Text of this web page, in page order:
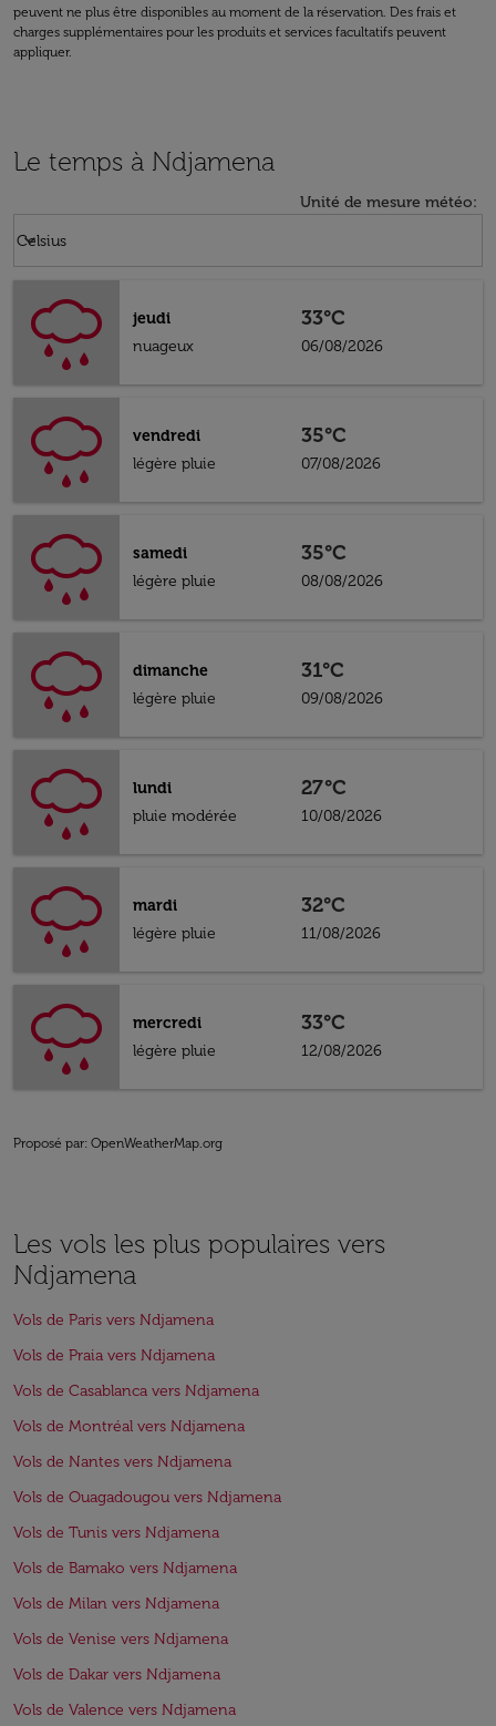
peuvent ne plus être disponibles au moment de la réservation. Des frais et
charges supplémentaires pour les produits et services facultatifs peuvent
appliquer.
Le temps à Ndjamena
Unité de mesure météo:
Celsius
keyboard_arrow_down
jeudi
nuageux
33°C
06/08/2026
vendredi
légère pluie
35°C
07/08/2026
samedi
légère pluie
35°C
08/08/2026
dimanche
légère pluie
31°C
09/08/2026
lundi
pluie modérée
27°C
10/08/2026
mardi
légère pluie
32°C
11/08/2026
mercredi
légère pluie
33°C
12/08/2026
Proposé par: OpenWeatherMap.org
Les vols les plus populaires vers
Ndjamena
Vols de Paris vers Ndjamena
Vols de Praia vers Ndjamena
Vols de Casablanca vers Ndjamena
Vols de Montréal vers Ndjamena
Vols de Nantes vers Ndjamena
Vols de Ouagadougou vers Ndjamena
Vols de Tunis vers Ndjamena
Vols de Bamako vers Ndjamena
Vols de Milan vers Ndjamena
Vols de Venise vers Ndjamena
Vols de Dakar vers Ndjamena
Vols de Valence vers Ndjamena